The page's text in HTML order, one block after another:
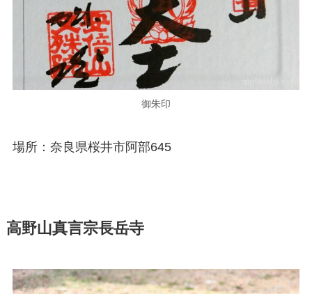
御朱印
場所：奈良県桜井市阿部645
高野山真言宗長岳寺